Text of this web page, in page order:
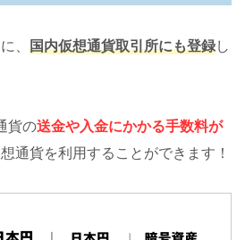
、 国内仮想通貨取引所にも登録し
貨の送金や入金にかかる手数料が
通貨を利用することができます！